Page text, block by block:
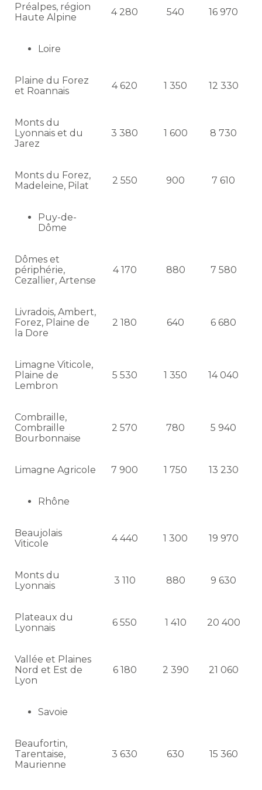
Préalpes, région
Haute Alpine
4 280 540 16 970
Loire
Plaine du Forez
et Roannais
4 620 1 350 12 330
Monts du
Lyonnais et du
Jarez
3 380 1 600 8 730
Monts du Forez,
Madeleine, Pilat
2 550 900 7 610
Puy-de-
Dôme
Dômes et
périphérie,
Cezallier, Artense
4 170 880 7 580
Livradois, Ambert,
Forez, Plaine de
la Dore
2 180 640 6 680
Limagne Viticole,
Plaine de
Lembron
5 530 1 350 14 040
Combraille,
Combraille
Bourbonnaise
2 570 780 5 940
Limagne Agricole 7 900 1 750 13 230
Rhône
Beaujolais
Viticole
4 440 1 300 19 970
Monts du
Lyonnais
3 110 880 9 630
Plateaux du
Lyonnais
6 550 1 410 20 400
Vallée et Plaines
Nord et Est de
Lyon
6 180 2 390 21 060
Savoie
Beaufortin,
Tarentaise,
Maurienne
3 630 630 15 360